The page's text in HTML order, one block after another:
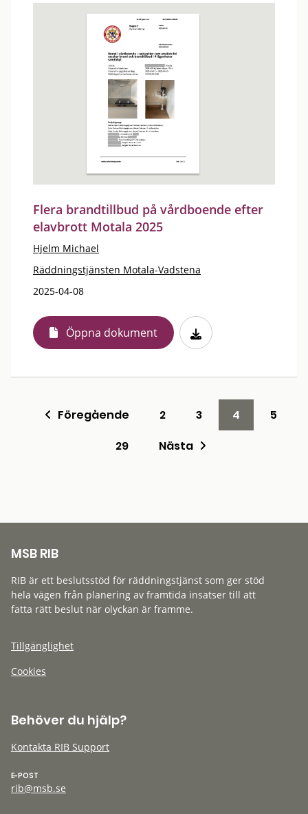
Flera brandtillbud på vårdboende efter
elavbrott Motala 2025
Hjelm Michael
Räddningstjänsten Motala-Vadstena
2025-04-08
Öppna dokument
Föregående 2 3 4
5
29
Nästa
MSB RIB
RIB är ett beslutsstöd för räddningstjänst som ger stöd
hela vägen från planering av framtida insatser till att
fatta rätt beslut när olyckan är framme.
Tillgänglighet
Cookies
Behöver du hjälp?
Kontakta RIB Support
E-POST
rib@msb.se